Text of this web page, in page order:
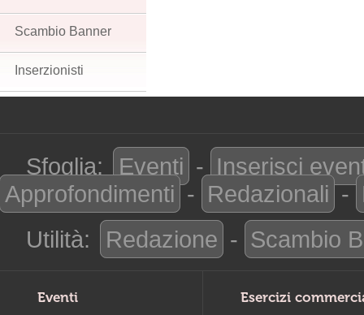
Scambio Banner
Inserzionisti
Sfoglia: Eventi - Inserisci
Approfondimenti - Redazionali -
Utilità:
Redazione - Scambio
Eventi Esercizi